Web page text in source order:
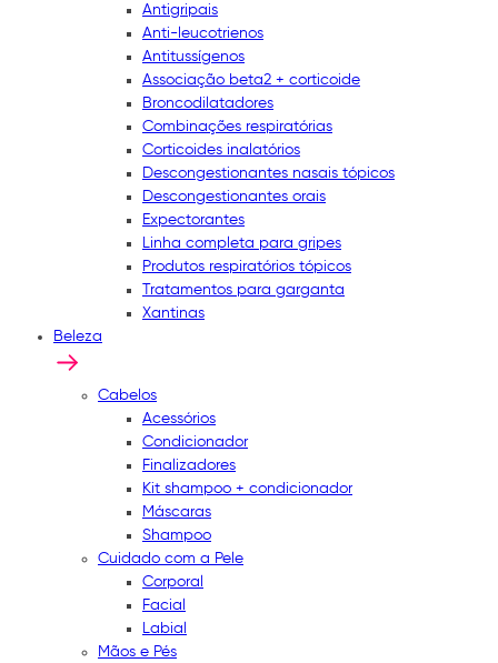
Antigripais
Anti-leucotrienos
Antitussígenos
Associação beta2 + corticoide
Broncodilatadores
Combinações respiratórias
Corticoides inalatórios
Descongestionantes nasais tópicos
Descongestionantes orais
Expectorantes
Linha completa para gripes
Produtos respiratórios tópicos
Tratamentos para garganta
Xantinas
Beleza
Cabelos
Acessórios
Condicionador
Finalizadores
Kit shampoo + condicionador
Máscaras
Shampoo
Cuidado com a Pele
Corporal
Facial
Labial
Mãos e Pés